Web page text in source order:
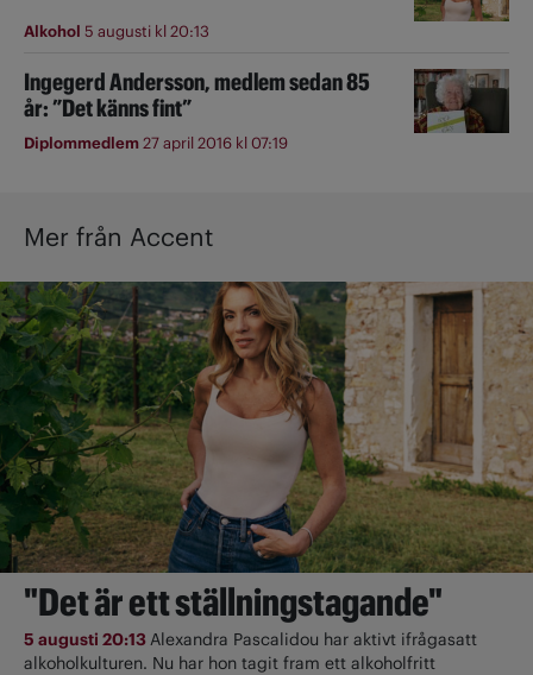
Alkohol 5 augusti kl 20:13
Ingegerd Andersson, medlem sedan 85
år: ”Det känns fint”
Diplommedlem27 april 2016 kl 07:19
Mer från Accent
"Det är ett ställningstagande"
5 augusti 20:13Alexandra Pascalidou har aktivt ifrågasatt
alkoholkulturen. Nu har hon tagit fram ett alkoholfritt